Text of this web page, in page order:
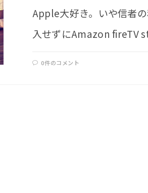
Apple大好き。いや信者
入せずにAmazon fireTV
0件のコメント